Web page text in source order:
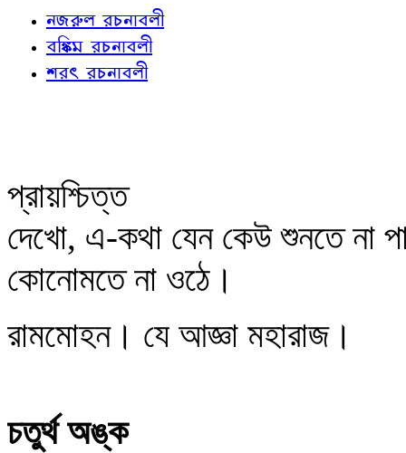
নজরুল রচনাবলী
বঙ্কিম রচনাবলী
শরৎ রচনাবলী
প্রায়শ্চিত্ত
দেখো, এ-কথা যেন কেউ শুনতে না
কোনোমতে না ওঠে।
রামমোহন। যে আজ্ঞা মহারাজ।
চতুর্থ অঙ্ক